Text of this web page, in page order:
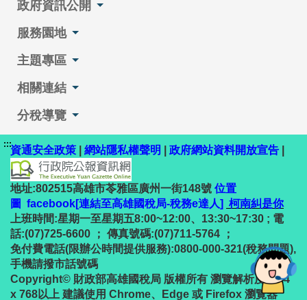
政府資訊公開
服務園地
主題專區
相關連結
分稅導覽
:::資通安全政策 網站隱私權聲明 政府網站資料開放宣告
地址:802515高雄市苓雅區廣州一街148號 位置
圖 facebook[連結至高雄國稅局-稅務e達人] 柯南糾是你
上班時間:星期一至星期五8:00~12:00、13:30~17:30 ; 電
話:(07)725-6600 ； 傳真號碼:(07)711-5764 ；
免付費電話(限辦公時間提供服務):0800-000-321(稅務問題),
手機請撥市話號碼
Copyright© 財政部高雄國稅局 版權所有 瀏覽解析度1024
x 768以上 建議使用 Chrome、Edge 或 Firefox 瀏覽器